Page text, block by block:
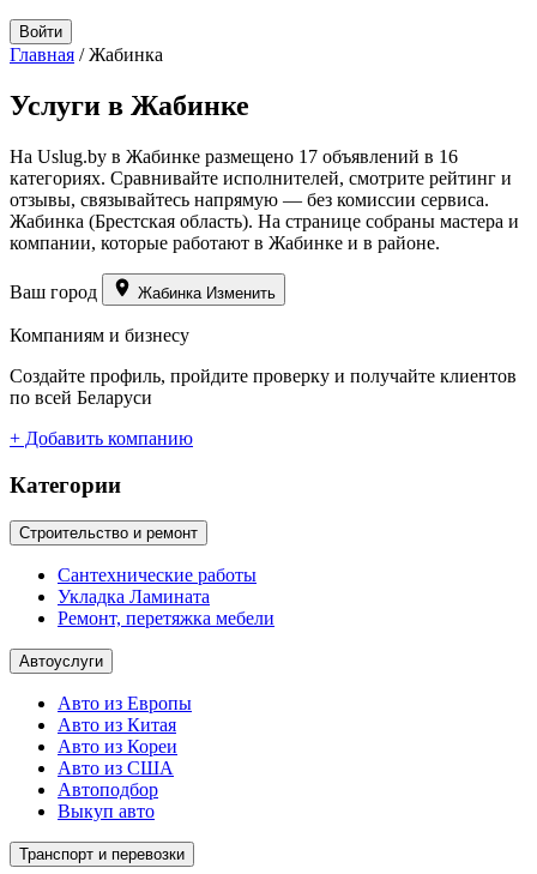
Войти
Главная / Жабинка
Услуги в Жабинке
На Uslug.by в Жабинке размещено 17 объявлений в 16
категориях. Сравнивайте исполнителей, смотрите рейтинг и
отзывы, связывайтесь напрямую — без комиссии сервиса.
Жабинка (Брестская область). На странице собраны мастера и
компании, которые работают в Жабинке и в районе.
Ваш город Жабинка Изменить
Компаниям и бизнесу
Создайте профиль, пройдите проверку и получайте клиентов
по всей Беларуси
+ Добавить компанию
Категории
Строительство и ремонт
Сантехнические работы
Укладка Ламината
Ремонт, перетяжка мебели
Автоуслуги
Авто из Европы
Авто из Китая
Авто из Кореи
Авто из США
Автоподбор
Выкуп авто
Транспорт и перевозки